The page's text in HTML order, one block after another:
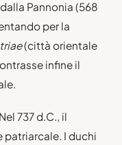
Pannonia (568
per la
(città orientale
infine il
737 d.C., il
patriarcale. I duchi